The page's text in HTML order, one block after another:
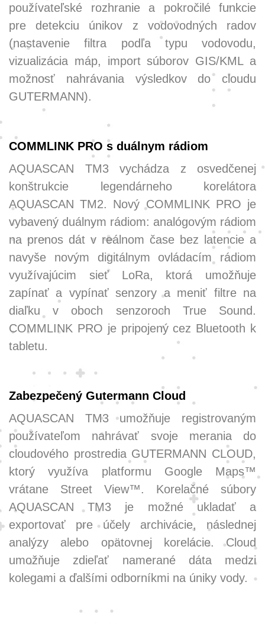
používateľské rozhranie a pokročilé funkcie
pre detekciu únikov z vodovodných radov
(nastavenie filtra podľa typu vodovodu,
vizualizácia máp, import súborov GIS/KML a
možnosť nahrávania výsledkov do cloudu
GUTERMANN).
COMMLINK PRO s duálnym rádiom
AQUASCAN TM3 vychádza z osvedčenej
konštrukcie legendárneho korelátora
AQUASCAN TM2. Nový COMMLINK PRO je
vybavený duálnym rádiom: analógovým rádiom
na prenos dát v reálnom čase bez latencie a
navyše novým digitálnym ovládacím rádiom
využívajúcim sieť LoRa, ktorá umožňuje
zapínať a vypínať senzory a meniť filtre na
diaľku v oboch senzoroch True Sound.
COMMLINK PRO je pripojený cez Bluetooth k
tabletu.
Zabezpečený Gutermann Cloud
AQUASCAN TM3 umožňuje registrovaným
používateľom nahrávať svoje merania do
cloudového prostredia GUTERMANN CLOUD,
ktorý využíva platformu Google Maps™
vrátane Street View™. Korelačné súbory
AQUASCAN TM3 je možné ukladať a
exportovať pre účely archivácie, následnej
analýzy alebo opätovnej korelácie. Cloud
umožňuje zdieľať namerané dáta medzi
kolegami a ďalšími odborníkmi na úniky vody.